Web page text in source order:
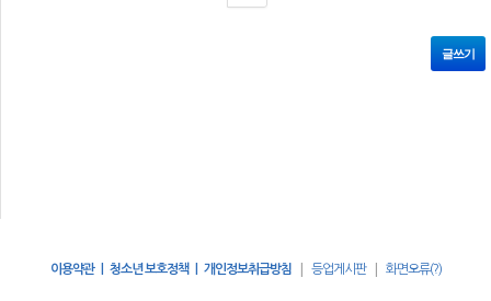
글쓰기
이용약관 | 청소년 보호정책 | 개인정보취급방침| 등업게시판| 화면오류(?)